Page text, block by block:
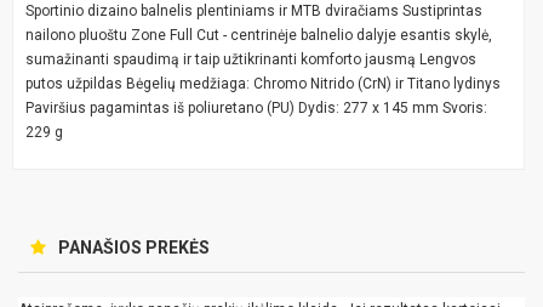
Sportinio dizaino balnelis plentiniams ir MTB dviračiams Sustiprintas
nailono pluoštu Zone Full Cut - centrinėje balnelio dalyje esantis skylė,
sumažinanti spaudimą ir taip užtikrinanti komforto jausmą Lengvos
putos užpildas Bėgelių medžiaga: Chromo Nitrido (CrN) ir Titano lydinys
Paviršius pagamintas iš poliuretano (PU) Dydis: 277 x 145 mm Svoris:
229 g
PANAŠIOS PREKĖS